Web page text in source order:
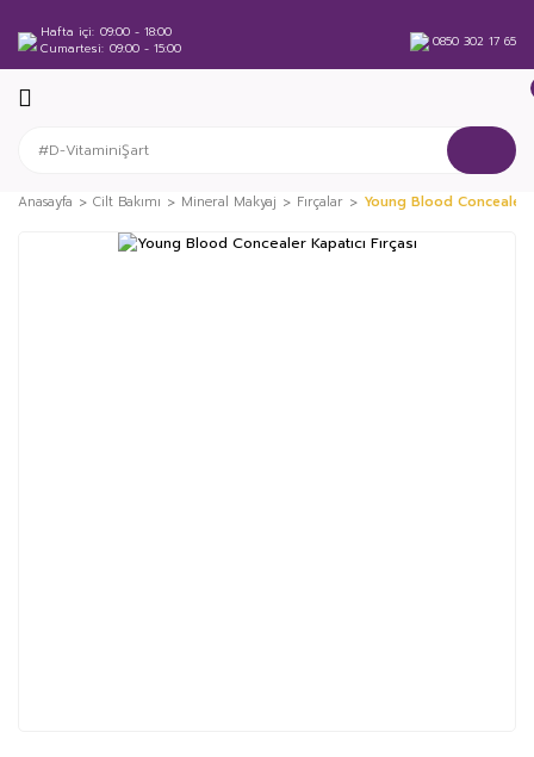
Hafta içi 09:00 - 18:00
Cumartesi 09:00 - 15:00 0850 302 17 65
Anasayfa Cilt Bakımı Mineral Makyaj Fırçalar Young Blood Concealer